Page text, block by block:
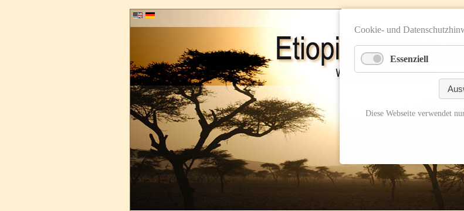
Cookie- und
Essenziell
Diese Webseite verwendet